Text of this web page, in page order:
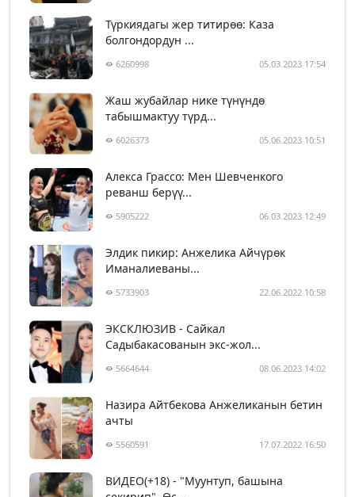
Түркиядагы жер титирөө: Каза
болгондордун ...
6260998 05.03.2023 17:54
Жаш жубайлар нике түнүндө
табышмактуу түрд...
6026373 05.06.2023 10:51
Алекса Грассо: Мен Шевченкого
реванш берүү...
5905222 06.03.2023 12:49
Элдик пикир: Анжелика Айчүрөк
Иманалиеваны...
5733903 22.06.2022 10:58
ЭКСКЛЮЗИВ - Сайкал
Садыбакасованын экс-жол...
5664644 08.06.2023 14:02
Назира Айтбекова Анжеликанын бетин
ачты
5560591 17.07.2022 16:50
ВИДЕО(+18) - "Муунтуп, башына